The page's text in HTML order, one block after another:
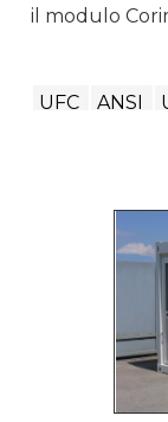
il modulo
UFC
ANSI